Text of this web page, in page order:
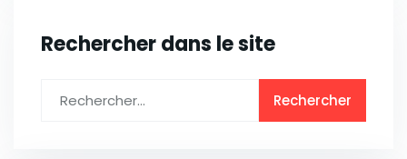
Rechercher dans le site